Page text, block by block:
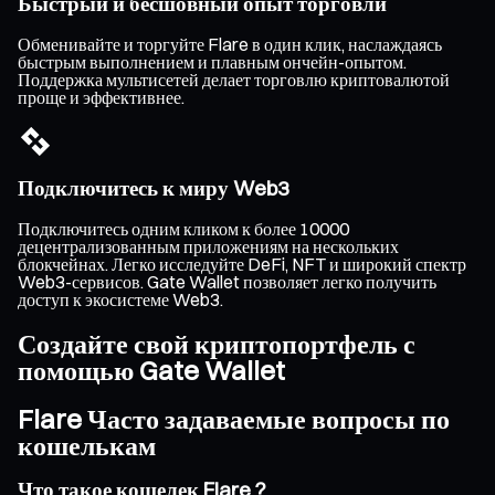
Обменивайте и торгуйте Flare в один клик, наслаждаясь
быстрым выполнением и плавным ончейн-опытом.
Поддержка мультисетей делает торговлю криптовалютой
проще и эффективнее.
Подключитесь к миру Web3
Подключитесь одним кликом к более 10000
децентрализованным приложениям на нескольких
блокчейнах. Легко исследуйте DeFi, NFT и широкий спектр
Web3-сервисов. Gate Wallet позволяет легко получить
доступ к экосистеме Web3.
Создайте свой криптопортфель с
помощью Gate Wallet
Flare Часто задаваемые вопросы по
кошелькам
Что такое кошелек Flare ?